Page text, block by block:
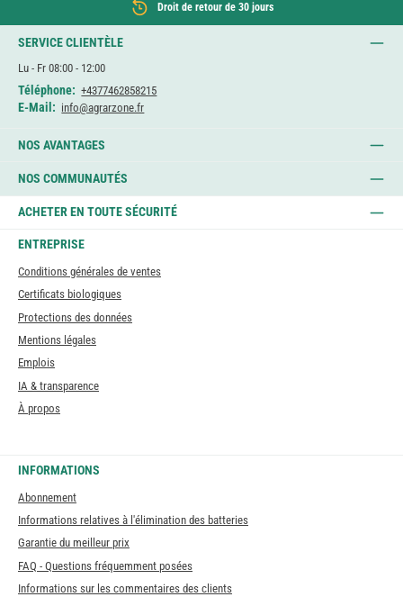
Droit de retour de 30 jours
SERVICE CLIENTÈLE
Lu - Fr 08:00 - 12:00
Téléphone: +4377462858215
E-Mail: info@agrarzone.fr
NOS AVANTAGES
NOS COMMUNAUTÉS
ACHETER EN TOUTE SÉCURITÉ
ENTREPRISE
Conditions générales de ventes
Certificats biologiques
Protections des données
Mentions légales
Emplois
IA & transparence
À propos
INFORMATIONS
Abonnement
Informations relatives à l'élimination des batteries
Garantie du meilleur prix
FAQ - Questions fréquemment posées
Informations sur les commentaires des clients